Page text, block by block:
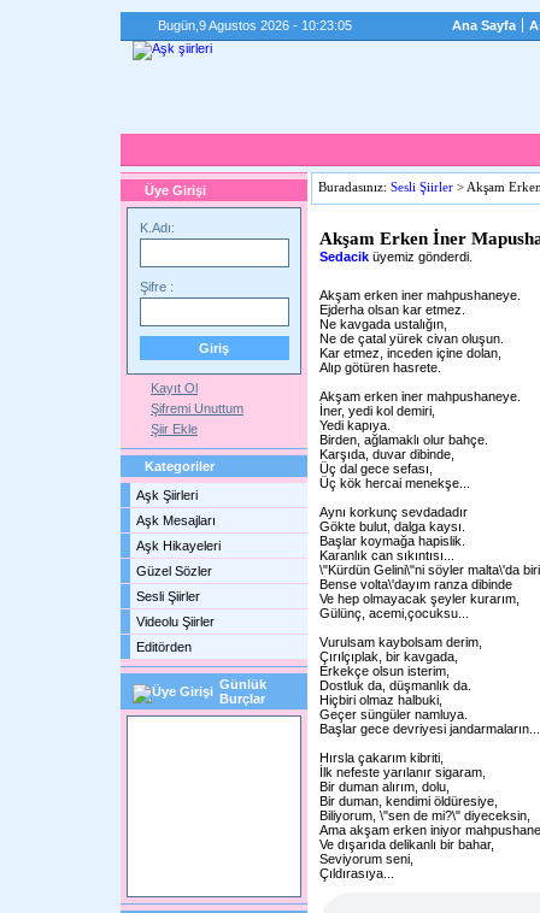
Bugün, 9 Agustos 2026 - 10:23:05 Ana Sayfa
Üye Girişi
K.Adı:
Şifre :
Kayıt Ol
Şifremi Unuttum
Şiir Ekle
Kategoriler
Aşk Şiirleri
Aşk Mesajları
Aşk Hikayeleri
Güzel Sözler
Sesli Şiirler
Videolu Şiirler
Editörden
Günlük
Burçlar
Buradasınız: Sesli Şiirler > Akşam
Akşam Erken İner
Sedacik üyemiz gönderdi.
Akşam erken iner mahpushaneye.
Ejderha olsan kar etmez.
Ne kavgada ustalığın,
Ne de çatal yürek civan oluşun.
Kar etmez, inceden içine dolan,
Alıp götüren hasrete.
Akşam erken iner mahpushaneye.
İner, yedi kol demiri,
Yedi kapıya.
Birden, ağlamaklı olur bahçe.
Karşıda, duvar dibinde,
Üç dal gece sefası,
Üç kök hercai menekşe...
Aynı korkunç sevdadadır
Gökte bulut, dalga kaysı.
Başlar koymağa hapislik.
Karanlık can sıkıntısı...
\"Kürdün Gelini\"ni söyler malta\'da
Bense volta\'dayım ranza dibinde
Ve hep olmayacak şeyler kurarım,
Gülünç, acemi,çocuksu...
Vurulsam kaybolsam derim,
Çırılçıplak, bir kavgada,
Erkekçe olsun isterim,
Dostluk da, düşmanlık da.
Hiçbiri olmaz halbuki,
Geçer süngüler namluya.
Başlar gece devriyesi jandarmaların...
Hırsla çakarım kibriti,
İlk nefeste yarılanır sigaram,
Bir duman alırım, dolu,
Bir duman, kendimi öldüresiye,
Biliyorum, \"sen de mi?\" diyeceksin,
Ama akşam erken iniyor
Ve dışarıda delikanlı bir bahar,
Seviyorum seni,
Çıldırasıya...